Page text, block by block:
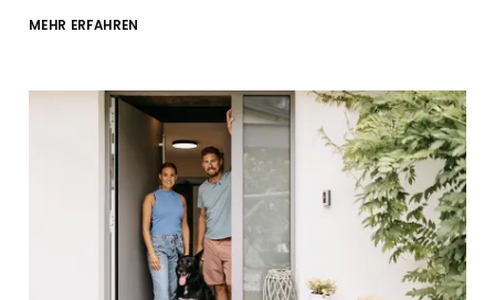
MEHR ERFAHREN